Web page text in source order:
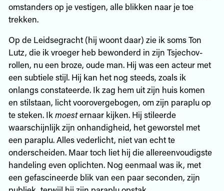
omstanders op je vestigen, alle blikken naar je toe
trekken.
Op de Leidsegracht (hij woont daar) zie ik soms Ton
Lutz, die ik vroeger heb bewonderd in zijn Tsjechov-
rollen, nu een broze, oude man. Hij was een acteur met
een subtiele stijl. Hij kan het nog steeds, zoals ik
onlangs constateerde. Ik zag hem uit zijn huis komen
en stilstaan, licht voorovergebogen, om zijn paraplu op
te steken. Ik moesternaar kijken. Hij stileerde
waarschijnlijk zijn onhandigheid, het geworstel met
een paraplu. Alles vederlicht, niet van echt te
onderscheiden. Maar toch liet hij die allereenvoudigste
handeling even oplichten. Nog eenmaal was ik, met
een gefascineerde blik van een paar seconden, zijn